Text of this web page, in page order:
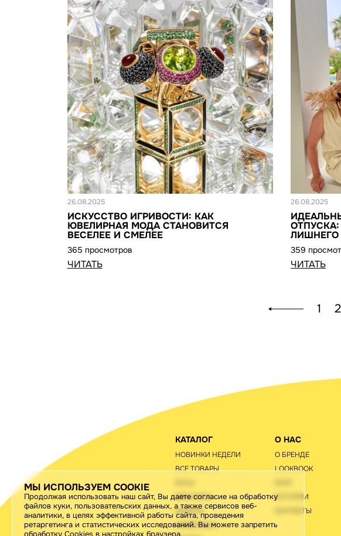
Статья
26.08.2025
ИСКУССТВО ИГРИВОСТИ: КАК
ЮВЕЛИРНАЯ МОДА СТАНОВИТСЯ
ВЕСЕЛЕЕ И СМЕЛЕЕ
365 просмотров
ЧИТАТЬ
Статья
26.08.2025
ЛИШНЕГО
359
ЧИТАТЬ
1 2
МЫ ИСПОЛЬЗУЕМ COOKIE
Продолжая использовать наш сайт, Вы даете согласие на обработку
файлов куки, пользовательских данных, а также сервисов веб-
аналитики, в целях эффективной работы сайта, проведения
ретаргетинга и статистических исследований. Вы можете запретить
обработку Cookies в настройках браузера.
КАТАЛОГ
НОВИНКИ НЕДЕЛИ
ВСЕ ТОВАРЫ
БРАСЛЕТЫ
АРКАНЫ
ОЖЕБРОШИ
О НАС
О БРЕНДЕ
LOOKBOOK
ИСТОРИИ
КОНТАКТЫ